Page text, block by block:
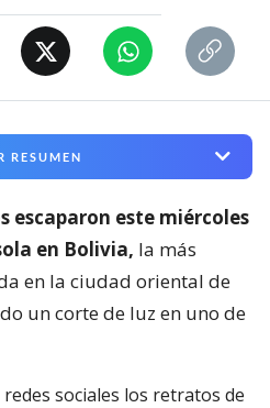
RESUMEN
escaparon este miércoles
en Bolivia, la más
en la ciudad oriental de
un corte de luz en uno de
sociales los retratos de